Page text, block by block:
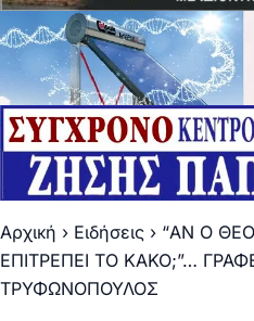
Αρχική › Ειδήσεις › “ΑΝ Ο
ΕΠΙΤΡΕΠΕΙ ΤΟ ΚΑΚΟ;”…
ΤΡΥΦΩΝΟΠΟΥΛΟΣ